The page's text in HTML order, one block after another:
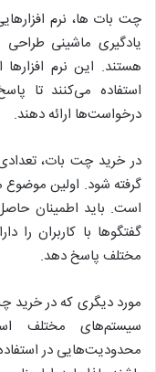
چت بات ها، نرم
یادگیری ماشینی طراحی
هستند. این نرم افزارها
استفاده می‌کنند تا
درخواست‌ها ارائه دهند.
در خرید چت بات،
گرفته شود. اولین موضوع
است. باید اطمینان
گفتگوها با کاربران را
مختلف پاسخ دهد.
مورد دیگری که در خرید
سیستم‌های
محدودیت‌هایی در